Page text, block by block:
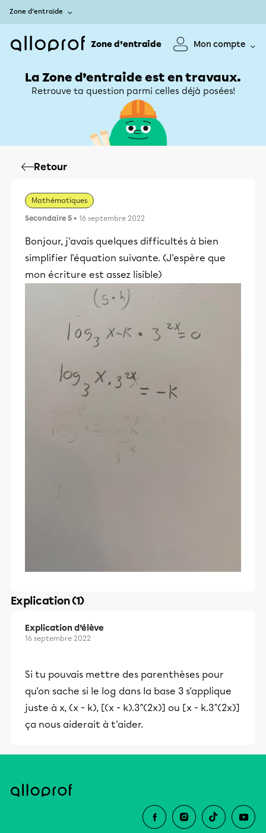
Zone d’entraide
Zone d’entraide Mon compte
La Zone d’entraide est en travaux.
Retrouve ta question parmi celles déjà posées!
Retour
Mathématiques
Secondaire 5 • 16 septembre 2022
Bonjour, j'avais quelques difficultés à bien
simplifier l'équation suivante. (J'espère que
mon écriture est assez lisible)
Explication (1)
Explication d’élève
16 septembre 2022
Si tu pouvais mettre des parenthèses pour
qu'on sache si le log dans la base 3 s'applique
juste à x, (x - k), [(x - k).3^(2x)] ou [x - k.3^(2x)]
ça nous aiderait à t'aider.